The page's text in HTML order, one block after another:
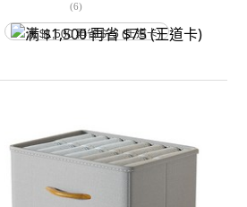
(6)
满 $1,500 再省 $75 (王道卡)